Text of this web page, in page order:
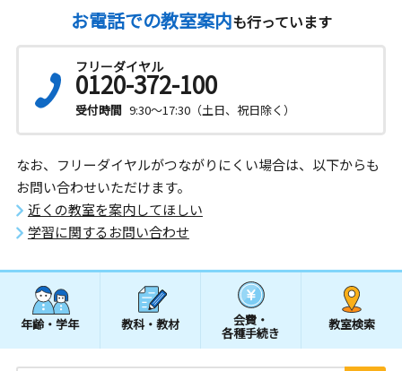
お電話での教室案内も行っています
フリーダイヤル
0120-372-100
受付時間 9:30～17:30（土日、祝日除く）
なお、フリーダイヤルがつながりにくい場合は、以下からも
お問い合わせいただけます。
近くの教室を案内してほしい
学習に関するお問い合わせ
年齢・学年 教科・教材 会費・
各種手続き
教室検索